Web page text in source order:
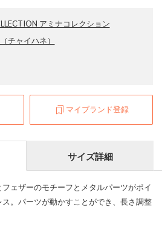
アミナコレクション
（チャイハネ）
マイブランド登録
サイズ詳細
ェザーのモチーフとメタルパーツがポイ
。パーツが動かすことができ、長さ調整